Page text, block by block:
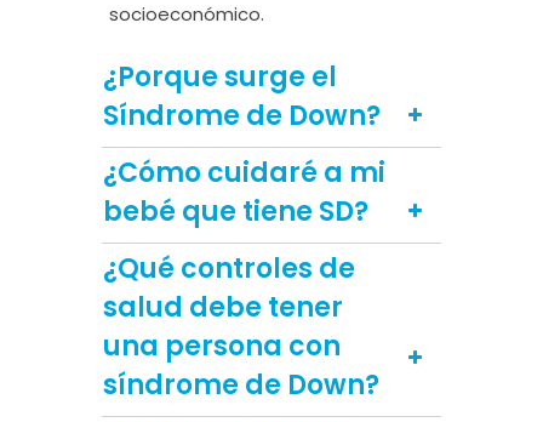
socioeconómico.
¿Porque surge el
Síndrome de Down?
¿Cómo cuidaré a mi
bebé que tiene SD?
¿Qué controles de
salud debe tener
una persona con
síndrome de Down?